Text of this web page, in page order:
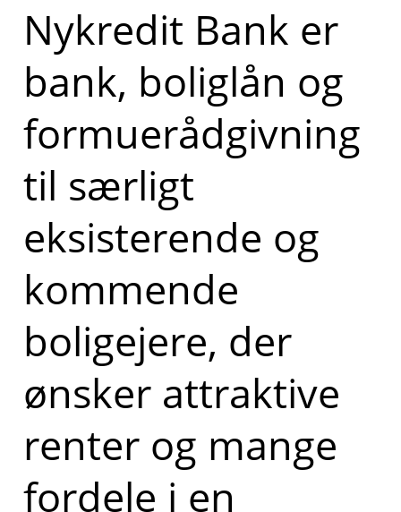
Nykredit Bank er
bank, boliglån og
formuerådgivning
til særligt
eksisterende og
kommende
boligejere, der
ønsker attraktive
renter og mange
fordele i en